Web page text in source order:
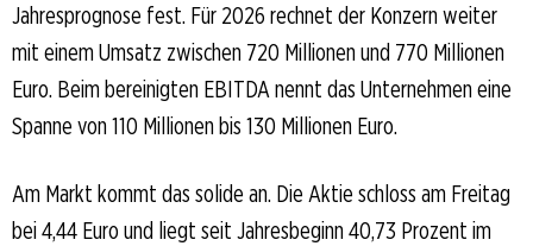
Jahresprognose fest. Für 2026 rechnet der Konzern weiter
mit einem Umsatz zwischen 720 Millionen und 770 Millionen
Euro. Beim bereinigten EBITDA nennt das Unternehmen eine
Spanne von 110 Millionen bis 130 Millionen Euro.
Am Markt kommt das solide an. Die Aktie schloss am Freitag
bei 4,44 Euro und liegt seit Jahresbeginn 40,73 Prozent im